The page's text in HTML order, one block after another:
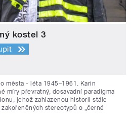
kostel 3
města - léta 1945–1961. Karin
míry převratný, dosavadní paradigma
jehož zahlazenou historii stále
stereotypů o „černé